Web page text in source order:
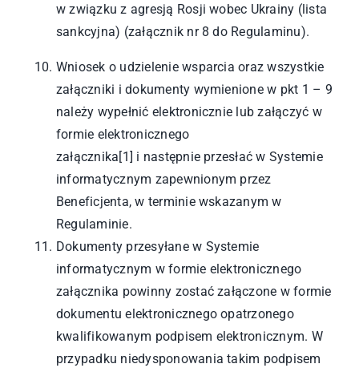
w związku z agresją Rosji wobec Ukrainy (lista
sankcyjna) (załącznik nr 8 do Regulaminu).
Wniosek o udzielenie wsparcia oraz wszystkie
załączniki i dokumenty wymienione w pkt 1 – 9
należy wypełnić elektronicznie lub załączyć w
formie elektronicznego
załącznika[1] i następnie przesłać w Systemie
informatycznym zapewnionym przez
Beneficjenta, w terminie wskazanym w
Regulaminie.
Dokumenty przesyłane w Systemie
informatycznym w formie elektronicznego
załącznika powinny zostać załączone w formie
dokumentu elektronicznego opatrzonego
kwalifikowanym podpisem elektronicznym. W
przypadku niedysponowania takim podpisem